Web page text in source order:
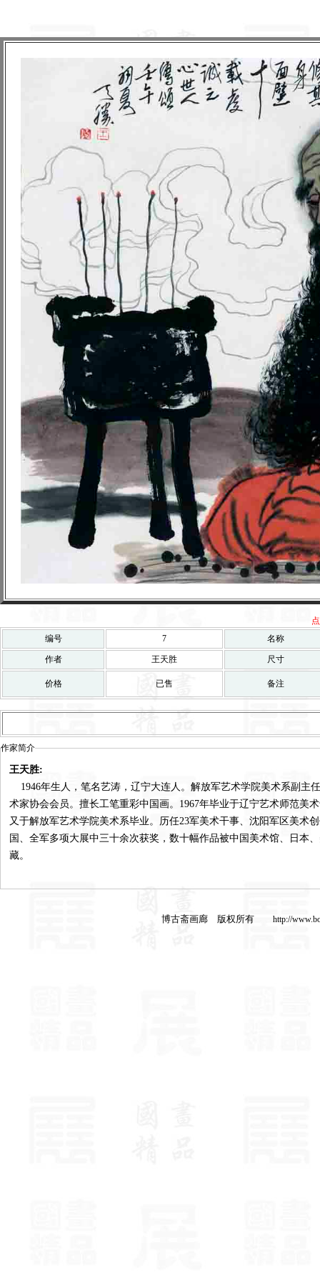
编号
7 名称
作者 王天胜 尺寸
价格 已售 备注
作家简介
王天胜:
1946年生人，笔名艺涛，辽宁大连人。解放军艺术学院美术系副主
术家协会会员。擅长工笔重彩中国画。1967年毕业于辽宁艺术师范美
又于解放军艺术学院美术系毕业。历任23军美术干事、沈阳军区美术
国、全军多项大展中三十余次获奖，数十幅作品被中国美术馆、日本
藏。
博古斋画廊 版权所有 http://